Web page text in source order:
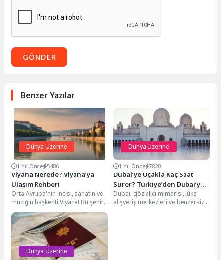
GÖNDER
Benzer Yazılar
Dünya Üzerine
1 Yıl Önce 5486
Viyana Nerede? Viyana’ya
Ulaşım Rehberi
Orta Avrupa'nın incisi, sanatın ve
müziğin başkenti Viyana! Bu şehir,
tarihi yapıları, görkemli sarayları
ve...
Dünya Üzerine
1 Yıl Önce 7820
Dubai’ye Uçakla Kaç Saat
Sürer? Türkiye’den Dubai’ye
Ulaşım Rehberi
Dubai, göz alıcı mimarisi, lüks
alışveriş merkezleri ve benzersiz
Dünya Üzerine